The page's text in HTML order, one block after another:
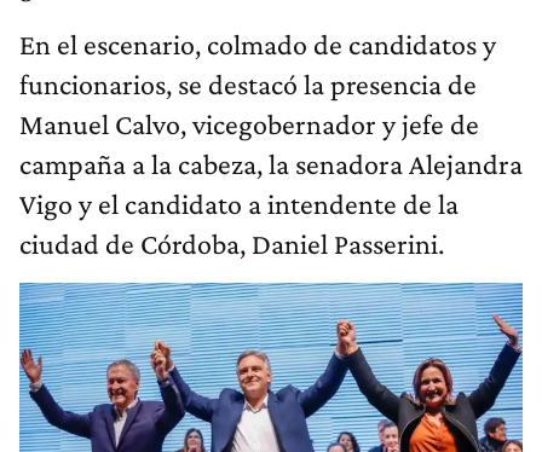
En el escenario, colmado de candidatos y
funcionarios, se destacó la presencia de
Manuel Calvo, vicegobernador y jefe de
campaña a la cabeza, la senadora Alejandra
Vigo y el candidato a intendente de la
ciudad de Córdoba, Daniel Passerini.